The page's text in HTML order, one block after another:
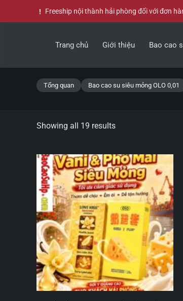
Freeship nội thành hải phòng đối với đơn
Trang chủ Giới thiệu Bao cao
Tổng quan Bao cao su siêu mỏng OLO 0,01
Showing all 19 results